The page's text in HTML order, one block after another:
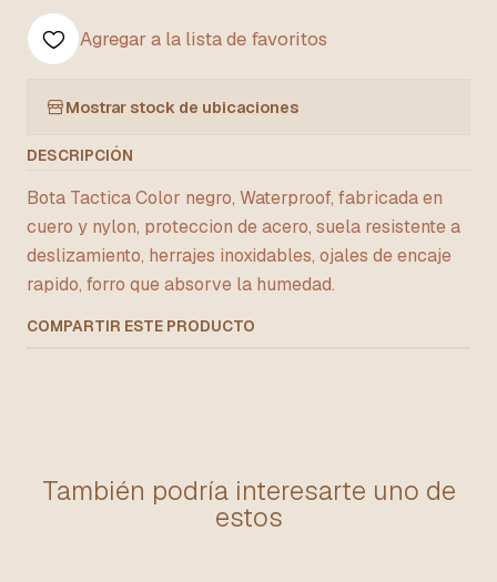
Agregar a la lista de favoritos
Mostrar stock de ubicaciones
DESCRIPCIÓN
Bota Tactica Color negro, Waterproof, fabricada en
cuero y nylon, proteccion de acero, suela resistente a
deslizamiento, herrajes inoxidables, ojales de encaje
rapido, forro que absorve la humedad.
COMPARTIR ESTE PRODUCTO
También podría interesarte uno de
estos